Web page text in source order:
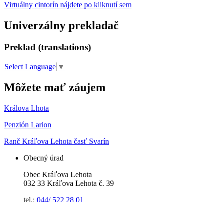
Virtuálny cintorín nájdete po kliknutí sem
Univerzálny prekladač
Preklad (translations)
Select Language ▼
Môžete mať záujem
Králova Lhota
Penzión Larion
Ranč Kráľova Lehota časť Svarín
Obecný úrad
Obec Kráľova Lehota
032 33 Kráľova Lehota č. 39
tel.: 044/ 522 28 01